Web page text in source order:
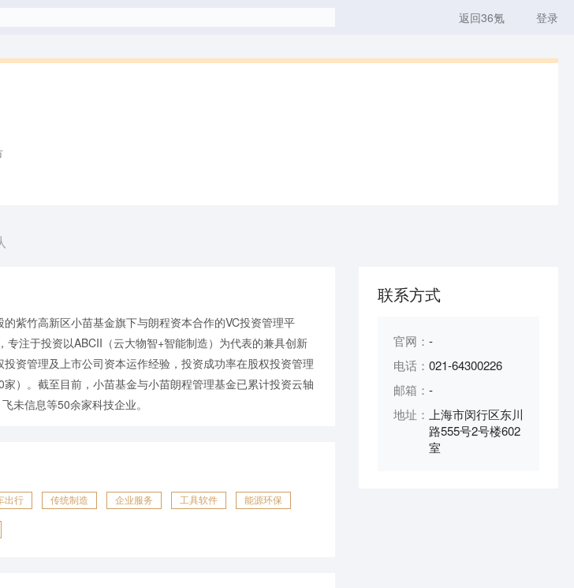
返回36氪 登录
紫竹高新区小苗基金旗下与朗程资本合作的VC投资管理平
专注于投资以ABCII（云大物智+智能制造）为代表的兼具创新
资管理及上市公司资本运作经验，投资成功率在股权投资管理
）。截至目前，小苗基金与小苗朗程管理基金已累计投资云轴
未信息等50余家科技企业。
出行 传统制造 企业服务 工具软件 能源环保
联系方式
官网： -
电话： 021-64300226
邮箱： -
地址： 上海市闵行区东川
路555号2号楼602
室